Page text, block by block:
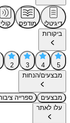
דיגיטלי מודפס
קולי
ביקורות
5
4
3
2
מבצעים/הנחות
מבצעים
ספרייה
עלו לאתר